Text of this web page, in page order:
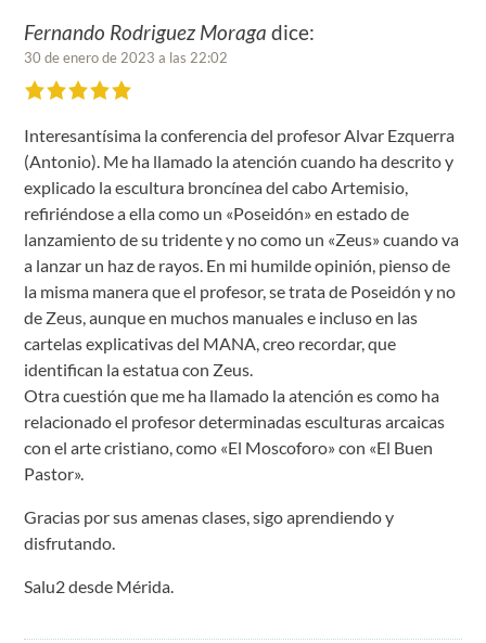
Fernando Rodriguez Moraga dice:
30 de enero de 2023 a las 22:02
Interesantísima la conferencia del profesor Alvar Ezquerra
(Antonio). Me ha llamado la atención cuando ha descrito y
explicado la escultura broncínea del cabo Artemisio,
refiriéndose a ella como un «Poseidón» en estado de
lanzamiento de su tridente y no como un «Zeus» cuando va
a lanzar un haz de rayos. En mi humilde opinión, pienso de
la misma manera que el profesor, se trata de Poseidón y no
de Zeus, aunque en muchos manuales e incluso en las
cartelas explicativas del MANA, creo recordar, que
identifican la estatua con Zeus.
Otra cuestión que me ha llamado la atención es como ha
relacionado el profesor determinadas esculturas arcaicas
con el arte cristiano, como «El Moscoforo» con «El Buen
Pastor».
Gracias por sus amenas clases, sigo aprendiendo y
disfrutando.
Salu2 desde Mérida.